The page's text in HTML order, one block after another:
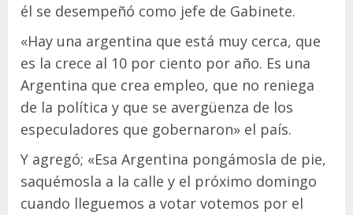
él se desempeñó como jefe de Gabinete.
«Hay una argentina que está muy cerca, que
es la crece al 10 por ciento por año. Es una
Argentina que crea empleo, que no reniega
de la política y que se avergüenza de los
especuladores que gobernaron» el país.
Y agregó; «Esa Argentina pongámosla de pie,
saquémosla a la calle y el próximo domingo
cuando lleguemos a votar votemos por el